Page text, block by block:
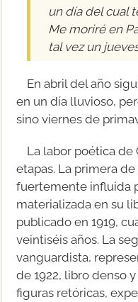
un día del cual
Me moriré en
tal vez un
En abril del año
en un día lluvioso,
sino viernes de
La labor poética de
etapas. La primera
fuertemente influida
materializada en su
publicado en 1919,
veintiséis años. La
vanguardista,
de 1922, libro denso
figuras retóricas,